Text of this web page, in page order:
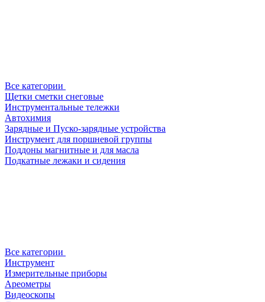
Все категории
Щетки сметки снеговые
Инструментальные тележки
Автохимия
Зарядные и Пуско-зарядные устройства
Инструмент для поршневой группы
Поддоны магнитные и для масла
Подкатные лежаки и сидения
Все категории
Инструмент
Измерительные приборы
Ареометры
Видеоскопы